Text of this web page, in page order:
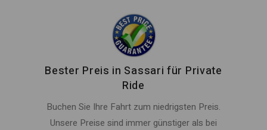
Bester Preis in Sassari für Private
Ride
Buchen Sie Ihre Fahrt zum niedrigsten Preis.
Unsere Preise sind immer günstiger als bei